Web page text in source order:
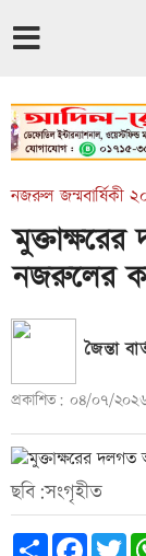
নজরুল জন্মবার্ষিকী
নজরুলের
জৈন্তা
প্রকাশিত: ০৪/০৭/
ছবি:সংগৃহীত
Share Facebook